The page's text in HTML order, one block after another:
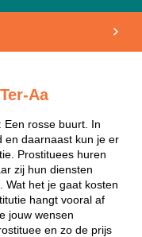
Aa
Een rosse buurt. In
en daarnaast kun je er
Prostituees huren
zij hun diensten
Wat het je gaat kosten
hangt vooral af
jouw wensen
en zo de prijs